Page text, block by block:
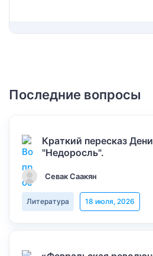
Последние вопросы
Краткий пересказ
"Недоросль".
Севак Саакян
Литература 18 июля, 2026